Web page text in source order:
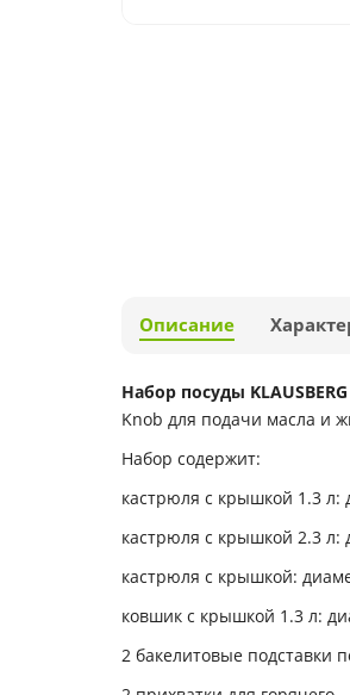
Описание
Набор посуды
Knob для подачи масла и
Набор содержит:
кастрюля с крышкой 1.3 л:
кастрюля с крышкой 2.3 л:
кастрюля с крышкой:
ковшик с крышкой 1.3 л:
2 бакелитовые подставки